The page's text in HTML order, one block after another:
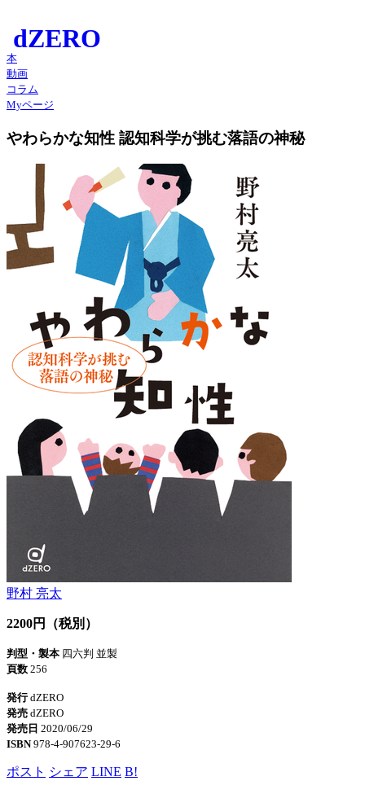
本
動画
コラム
Myページ
やわらかな知性 認知科学が挑む落語の神秘
野村 亮太
2200円（税別）
判型・製本 四六判 並製
頁数 256
発行dZERO
発売 dZERO
発売日 2020/06/29
ISBN978-4-907623-29-6
ポスト シェア LINE B!